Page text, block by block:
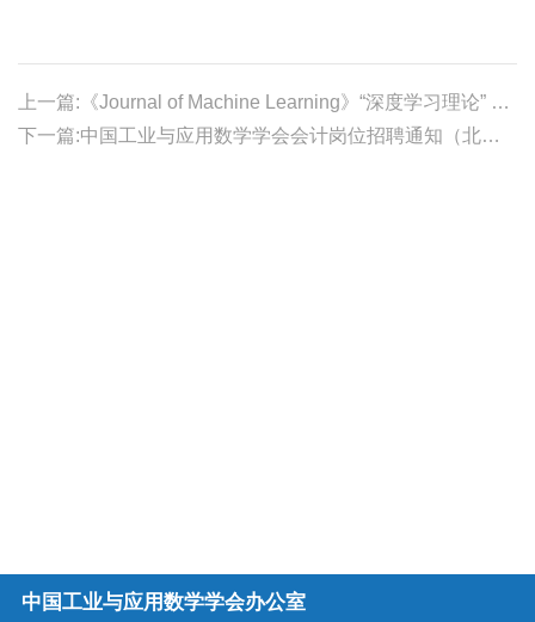
上一篇:《Journal of Machine Learning》“深度学习理论” 专刊征稿
下一篇:中国工业与应用数学学会会计岗位招聘通知（北京）
中国工业与应用数学学会办公室